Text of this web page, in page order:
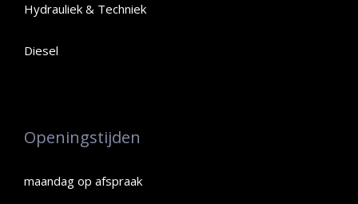
Hydrauliek & Techniek
Diesel
Openingstijden
maandag op afspraak